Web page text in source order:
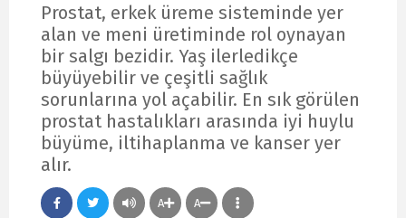
Prostat, erkek üreme sisteminde yer
alan ve meni üretiminde rol oynayan
bir salgı bezidir. Yaş ilerledikçe
büyüyebilir ve çeşitli sağlık
sorunlarına yol açabilir. En sık görülen
prostat hastalıkları arasında iyi huylu
büyüme, iltihaplanma ve kanser yer
alır.
A A